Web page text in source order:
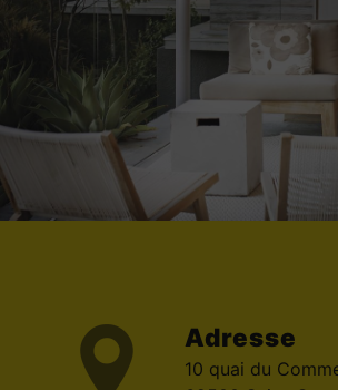
Adresse
10 quai du